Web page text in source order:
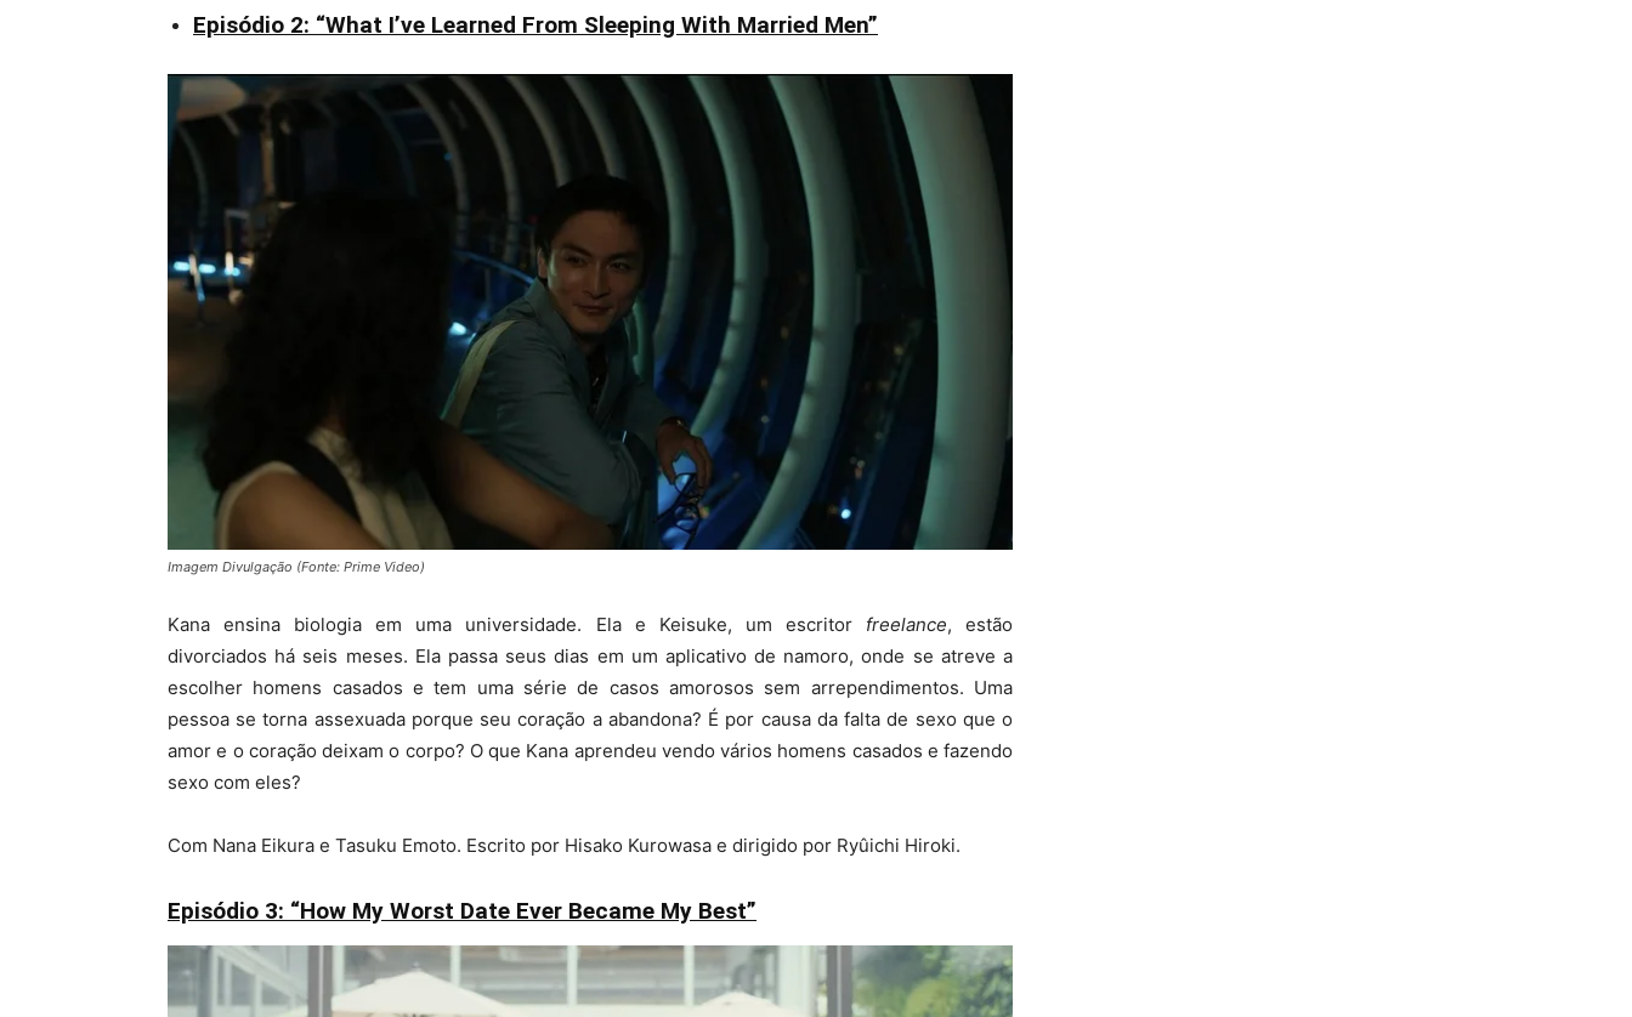
Episódio 2: “What I’ve Learned From Sleeping With Married Men”
Imagem Divulgação (Fonte: Prime Video)
Kana ensina biologia em uma universidade. Ela e Keisuke, um escritor freelance, estão
divorciados há seis meses. Ela passa seus dias em um aplicativo de namoro, onde se atreve a
escolher homens casados ​​e tem uma série de casos amorosos sem arrependimentos. Uma
pessoa se torna assexuada porque seu coração a abandona? É por causa da falta de sexo que o
amor e o coração deixam o corpo? O que Kana aprendeu vendo vários homens casados ​​e fazendo
sexo com eles?
Com Nana Eikura e Tasuku Emoto. Escrito por Hisako Kurowasa e dirigido por Ryûichi Hiroki.
Episódio 3: “How My Worst Date Ever Became My Best”